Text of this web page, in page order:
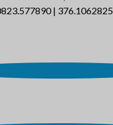
| 376.1062825